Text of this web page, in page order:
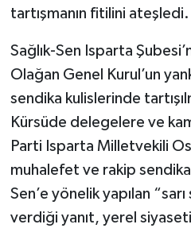
tartışmanın fitilini ateşledi.
Sağlık-Sen Isparta
Olağan Genel Kurul’un
sendika kulislerinde
Kürsüde delegelere ve
Parti Isparta Milletvekili
muhalefet ve rakip
Sen’e yönelik yapılan
verdiği yanıt, yerel